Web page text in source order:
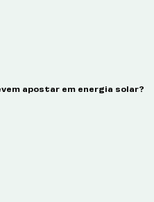
apostar em energia solar?